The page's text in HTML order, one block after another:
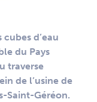
d’eau
du Pays
traverse
de l’usine de
Saint-Géréon.